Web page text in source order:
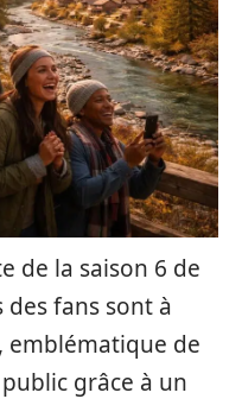
de la saison 6 de
des fans sont à
emblématique de
grâce à un